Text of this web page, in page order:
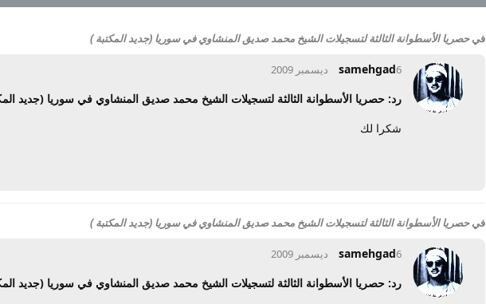
فيحصريا الأسطوانة الثالثة لتسجيلات الشيخ محمد صديق المنشاوي في سوريا (جديد المكتبة )
samehgad6 ديسمبر 2009
رد: حصريا الأسطوانة الثالثة لتسجيلات الشيخ محمد صديق المنشاوي في سوريا (جديد
شكرا لك
فيحصريا الأسطوانة الثالثة لتسجيلات الشيخ محمد صديق المنشاوي في سوريا (جديد المكتبة )
samehgad6 ديسمبر 2009
رد: حصريا الأسطوانة الثالثة لتسجيلات الشيخ محمد صديق المنشاوي في سوريا (جديد